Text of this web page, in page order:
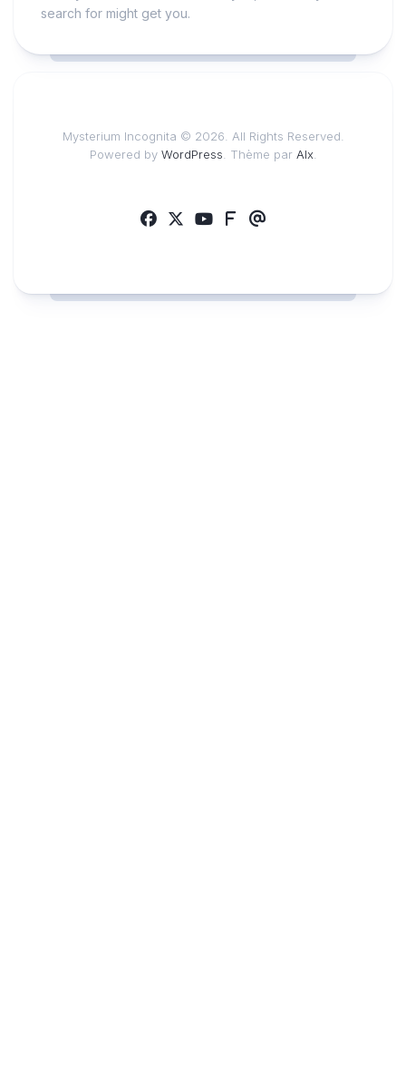
search for might get you.
Mysterium Incognita © 2026. All Rights Reserved.
Powered by WordPress . Thème par Alx